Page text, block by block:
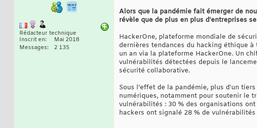
Rédacteur technique
Inscrit en
Mai 2018
Messages
2 135
Alors que la pandémie fait émerger de
révèle que de plus en plus d'entreprises
HackerOne, plateforme mondiale de
dernières tendances du hacking éthique
un an via la plateforme HackerOne. Un
vulnérabilités détectées depuis le
sécurité collaborative.
Sous l’effet de la pandémie, plus d'un
numériques, notamment pour soutenir le
vulnérabilités : 30 % des organisations
hackers ont signalé 28 % de